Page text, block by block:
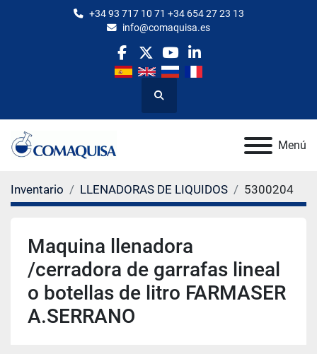
+34 93 717 10 71 +34 654 27 23 13
info@comaquisa.es
facebook
twitteryoutubelinkedin
Buscar
Menú
Inventario LLENADORAS DE LIQUIDOS 5300204
Maquina llenadora
/cerradora de garrafas lineal
o botellas de litro FARMASER
A.SERRANO